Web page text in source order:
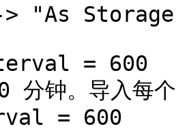
"As
=
钟。导入每个
=